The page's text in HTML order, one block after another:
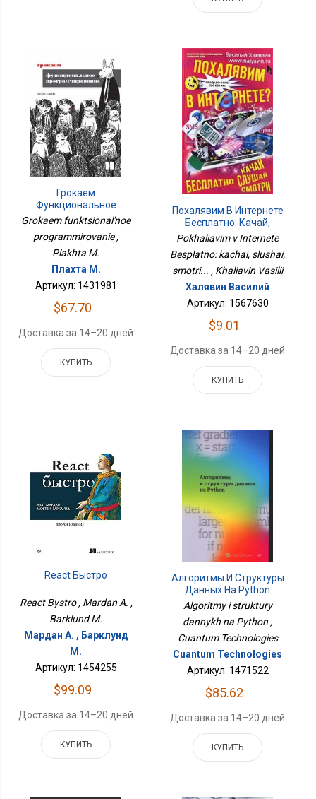
Грокаем
Функциональное
Программирование
Grokaem funktsional'noe
programmirovanie ,
Plakhta M.
Плахта М.
Артикул: 1431981
$67.70
Доставка за 14–20 дней
КУПИТЬ
Похалявим В Интернете
Бесплатно: Качай,
Слушай, Смотри...
Pokhaliavim v Internete
Besplatno: kachai, slushai,
smotri... , Khaliavin Vasilii
Халявин Василий
Артикул: 1567630
$9.01
Доставка за 14–20 дней
КУПИТЬ
React Быстро
React Bystro , Mardan A. ,
Barklund M.
Мардан А. , Барклунд
М.
Артикул: 1454255
$99.09
Доставка за 14–20 дней
КУПИТЬ
Алгоритмы И Структуры
Данных На Python
Algoritmy i struktury
dannykh na Python ,
Cuantum Technologies
Cuantum Technologies
Артикул: 1471522
$85.62
Доставка за 14–20 дней
КУПИТЬ